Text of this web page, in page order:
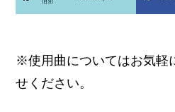
※使用曲についてはお気軽
せください。